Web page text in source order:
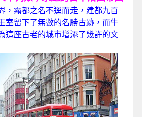
，霧都之名不逕而走，建都九百
室留下了無數的名勝古跡，而牛
這座古老的城市增添了幾許的文